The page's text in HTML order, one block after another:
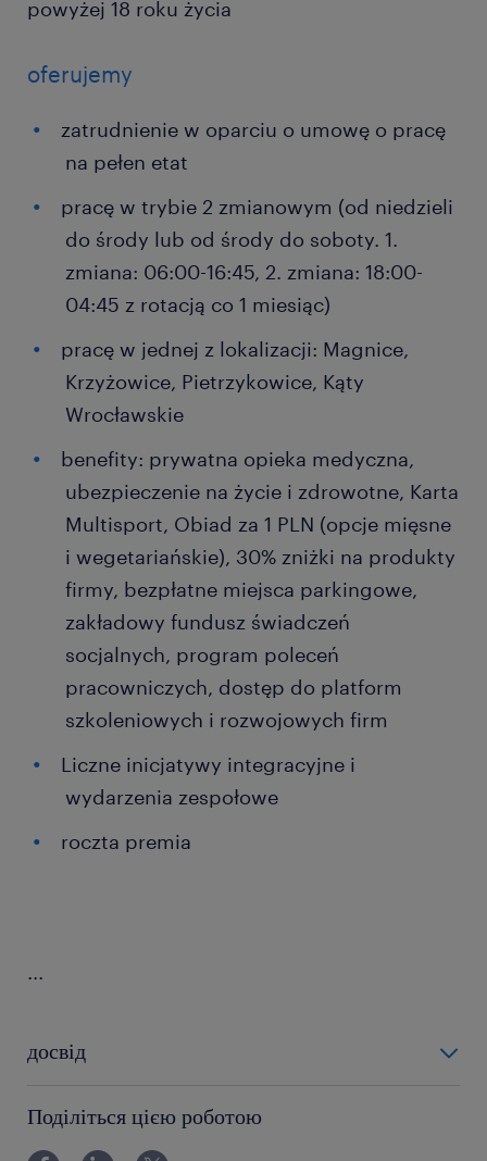
powyżej 18 roku życia
oferujemy
zatrudnienie w oparciu o umowę o pracę
na pełen etat
pracę w trybie 2 zmianowym (od niedzieli
do środy lub od środy do soboty. 1.
zmiana: 06:00-16:45, 2. zmiana: 18:00-
04:45 z rotacją co 1 miesiąc)
pracę w jednej z lokalizacji: Magnice,
Krzyżowice, Pietrzykowice, Kąty
Wrocławskie
benefity: prywatna opieka medyczna,
ubezpieczenie na życie i zdrowotne, Karta
Multisport, Obiad za 1 PLN (opcje mięsne
i wegetariańskie), 30% zniżki na produkty
firmy, bezpłatne miejsca parkingowe,
zakładowy fundusz świadczeń
socjalnych, program poleceń
pracowniczych, dostęp do platform
szkoleniowych i rozwojowych firm
Liczne inicjatywy integracyjne i
wydarzenia zespołowe
roczta premia
...
досвід
Поділіться цією роботою